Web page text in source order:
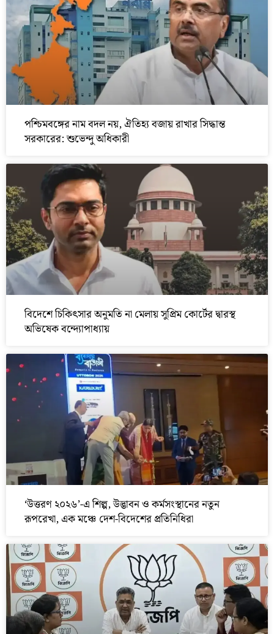
পশ্চিমবঙ্গের নাম বদল নয়, ঐতিহ্য বজায় রাখার সিদ্ধান্ত
সরকারের: শুভেন্দু অধিকারী
বিদেশে চিকিৎসার অনুমতি না মেলায় সুপ্রিম কোর্টের দ্বারস্থ
অভিষেক বন্দ্যোপাধ্যায়
‘উত্তরণ ২০২৬’-এ শিল্প, উদ্ভাবন ও কর্মসংস্থানের নতুন
রূপরেখা, এক মঞ্চে দেশ-বিদেশের প্রতিনিধিরা